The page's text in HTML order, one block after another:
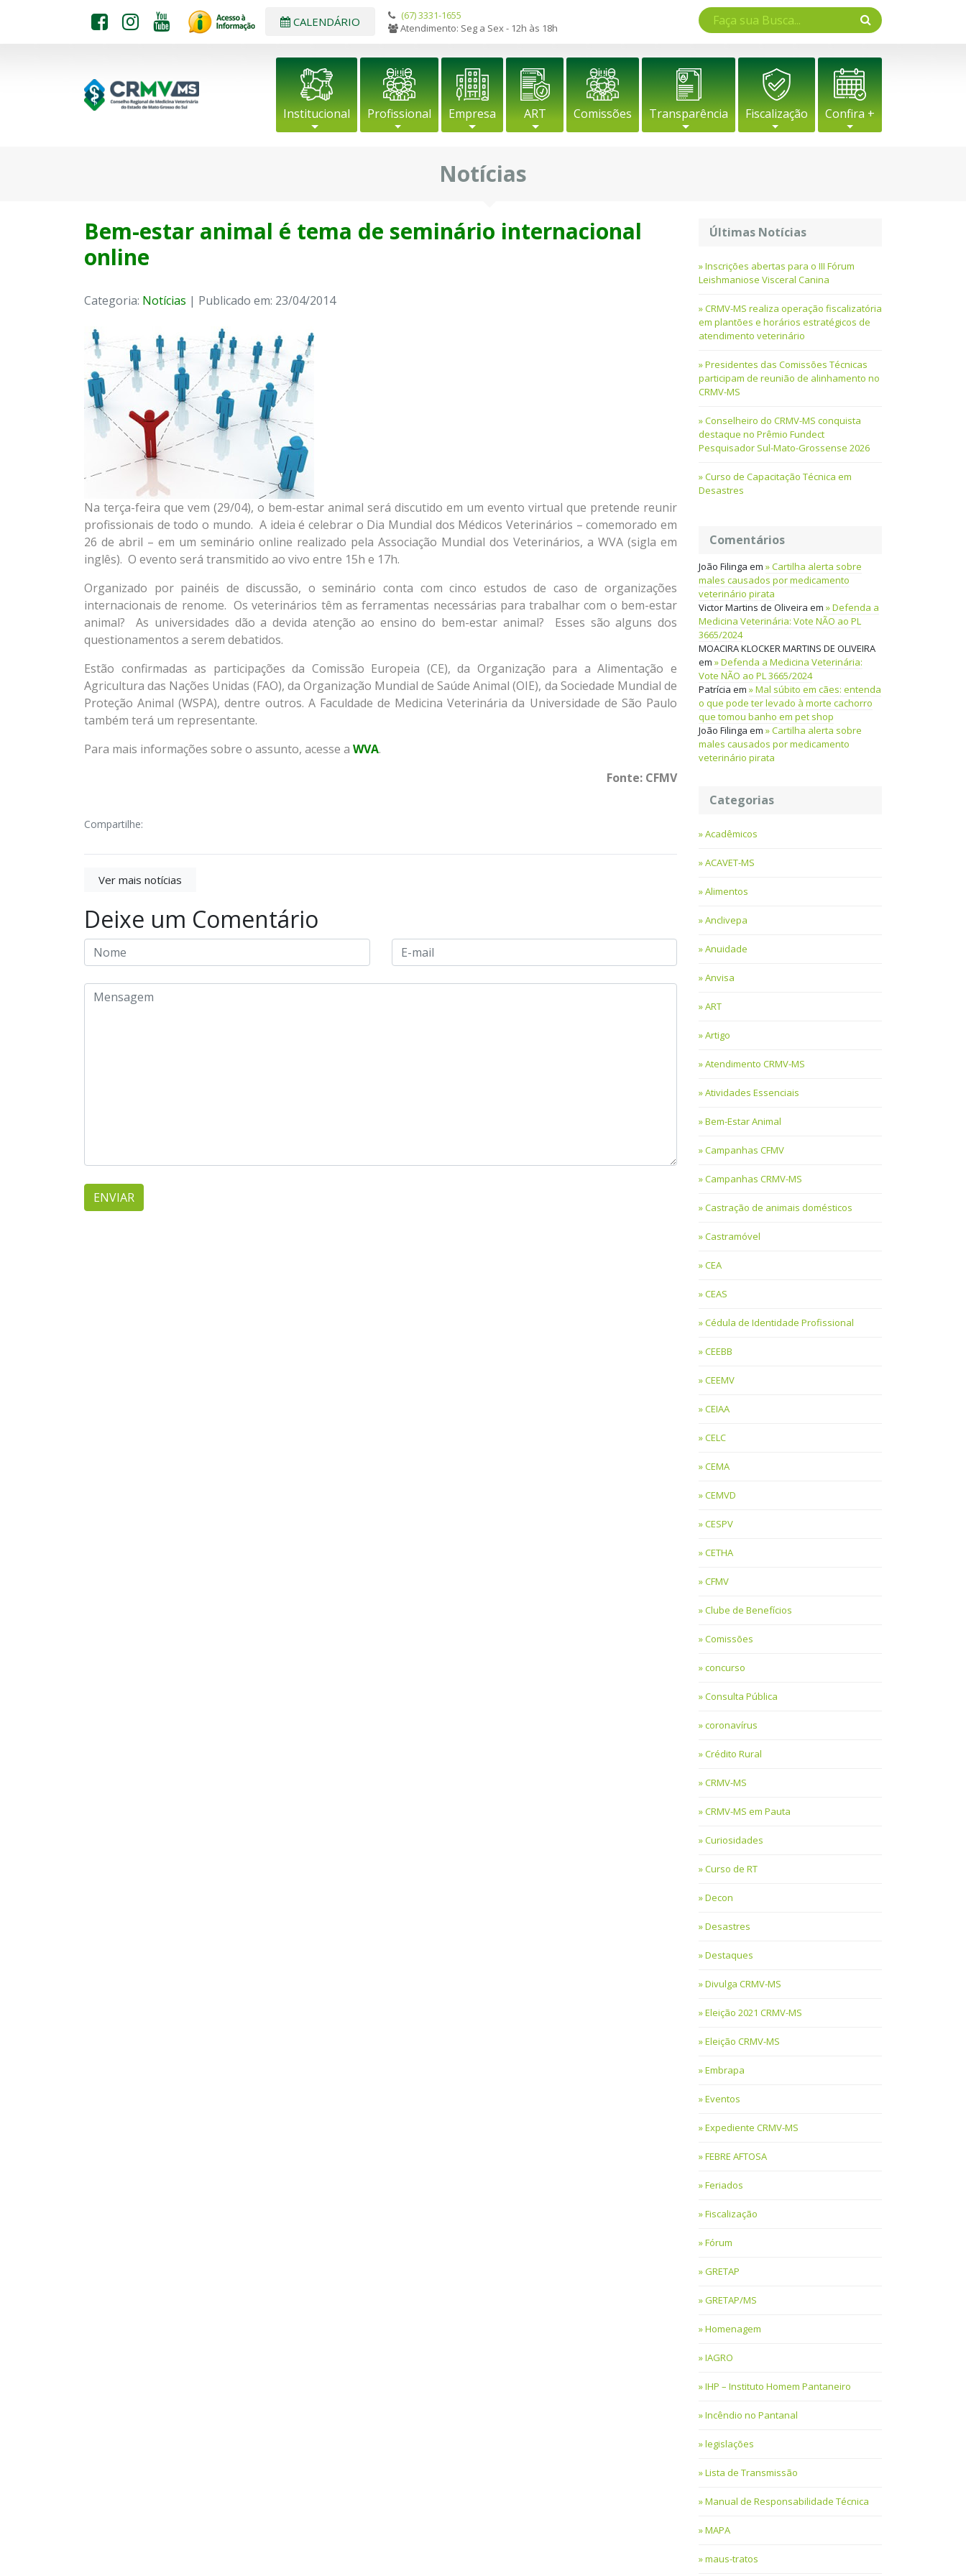
CALENDÁRIO
(67) 3331-1655
Atendimento: Seg a Sex - 12h às 18h
Institucional Profissional Empresa ART Comissões Transparência Fiscalização Confira +
Notícias
Bem-estar animal é tema de seminário internacional
online
Categoria: Notícias | Publicado em: 23/04/2014
Na terça-feira que vem (29/04), o bem-estar animal será discutido em um evento virtual que pretende reunir
profissionais de todo o mundo. A ideia é celebrar o Dia Mundial dos Médicos Veterinários – comemorado em
26 de abril – em um seminário online realizado pela Associação Mundial dos Veterinários, a WVA (sigla em
inglês). O evento será transmitido ao vivo entre 15h e 17h.
Organizado por painéis de discussão, o seminário conta com cinco estudos de caso de organizações
internacionais de renome. Os veterinários têm as ferramentas necessárias para trabalhar com o bem-estar
animal? As universidades dão a devida atenção ao ensino do bem-estar animal? Esses são alguns dos
questionamentos a serem debatidos.
Estão confirmadas as participações da Comissão Europeia (CE), da Organização para a Alimentação e
Agricultura das Nações Unidas (FAO), da Organização Mundial de Saúde Animal (OIE), da Sociedade Mundial de
Proteção Animal (WSPA), dentre outros. A Faculdade de Medicina Veterinária da Universidade de São Paulo
também terá um representante.
Para mais informações sobre o assunto, acesse a WVA.
Fonte: CFMV
Compartilhe:
Ver mais notícias
Deixe um Comentário
Últimas Notícias
Inscrições abertas para o III Fórum
Leishmaniose Visceral Canina
CRMV-MS realiza operação fiscalizatória
em plantões e horários estratégicos de
atendimento veterinário
Presidentes das Comissões Técnicas
participam de reunião de alinhamento no
CRMV-MS
Conselheiro do CRMV-MS conquista
destaque no Prêmio Fundect
Pesquisador Sul-Mato-Grossense 2026
Curso de Capacitação Técnica em
Desastres
Comentários
João Filinga em
Cartilha alerta sobre
males causados por medicamento
veterinário pirata
Victor Martins de Oliveira em
Defenda a
Medicina Veterinária: Vote NÃO ao PL
3665/2024
MOACIRA KLOCKER MARTINS DE OLIVEIRA
em
Defenda a Medicina Veterinária:
Vote NÃO ao PL 3665/2024
Patrícia em
Mal súbito em cães: entenda
o que pode ter levado à morte cachorro
que tomou banho em pet shop
João Filinga em
Cartilha alerta sobre
males causados por medicamento
veterinário pirata
Categorias
Acadêmicos
ACAVET-MS
Alimentos
Anclivepa
Anuidade
Anvisa
ART
Artigo
Atendimento CRMV-MS
Atividades Essenciais
Bem-Estar Animal
Campanhas CFMV
Campanhas CRMV-MS
Castração de animais domésticos
Castramóvel
CEA
CEAS
Cédula de Identidade Profissional
CEEBB
CEEMV
CEIAA
CELC
CEMA
CEMVD
CESPV
CETHA
CFMV
Clube de Benefícios
Comissões
concurso
Consulta Pública
coronavírus
Crédito Rural
CRMV-MS
CRMV-MS em Pauta
Curiosidades
Curso de RT
Decon
Desastres
Destaques
Divulga CRMV-MS
Eleição 2021 CRMV-MS
Eleição CRMV-MS
Embrapa
Eventos
Expediente CRMV-MS
FEBRE AFTOSA
Feriados
Fiscalização
Fórum
GRETAP
GRETAP/MS
Homenagem
IAGRO
IHP – Instituto Homem Pantaneiro
Incêndio no Pantanal
legislações
Lista de Transmissão
Manual de Responsabilidade Técnica
MAPA
maus-tratos